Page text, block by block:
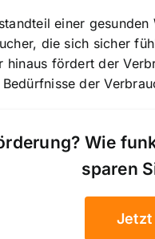
einer
die sich sicher
fördert der
der
Wie
sparen
Jetzt